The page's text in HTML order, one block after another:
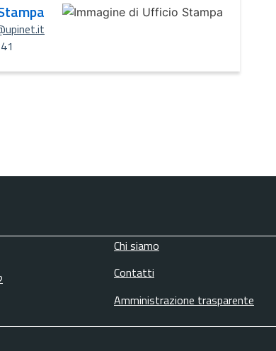
Chi siamo
Contatti
Amministrazione trasparente